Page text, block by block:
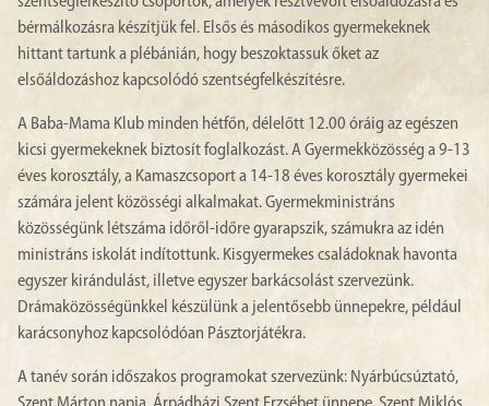
bérmálkozásra készítjük fel. Elsős és másodikos gyermekeknek
hittant tartunk a plébánián, hogy beszoktassuk őket az
elsőáldozáshoz kapcsolódó szentségfelkészítésre.
A Baba-Mama Klub minden hétfőn, délelőtt 12.00 óráig az egészen
kicsi gyermekeknek biztosít foglalkozást. A Gyermekközösség a 9-13
éves korosztály, a Kamaszcsoport a 14-18 éves korosztály gyermekei
számára jelent közösségi alkalmakat. Gyermekministráns
közösségünk létszáma időről-időre gyarapszik, számukra az idén
ministráns iskolát indítottunk. Kisgyermekes családoknak havonta
egyszer kirándulást, illetve egyszer barkácsolást szervezünk.
Drámaközösségünkkel készülünk a jelentősebb ünnepekre, például
karácsonyhoz kapcsolódóan Pásztorjátékra.
A tanév során időszakos programokat szervezünk: Nyárbúcsúztató,